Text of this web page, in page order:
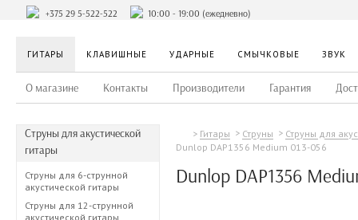
+375 29 5-522-522 10:00 - 19:00 (ежедневно)
ГИТАРЫ КЛАВИШНЫЕ УДАРНЫЕ СМЫЧКОВЫЕ ЗВУК
О магазине Контакты Производители Гарантия
Струны для акустической
гитары
Струны для 6-струнной
акустической гитары
Струны для 12-струнной
акустической гитары
Гитары Струны
Струны для
Dunlop DAP1356 Medium 013-056
Dunlop DAP1356